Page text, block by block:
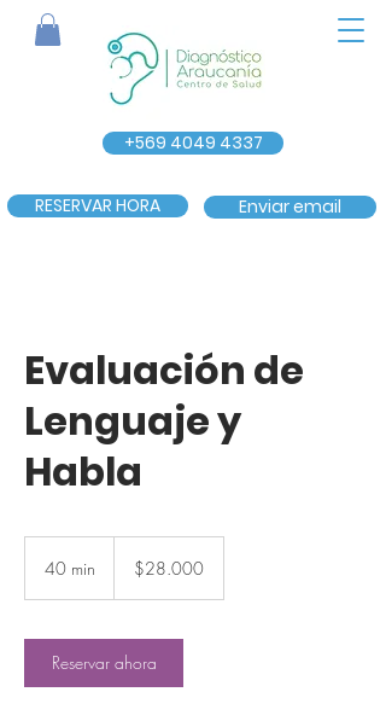
RESERVAR HORA Enviar email
+569 4049 4337
Evaluación de
Lenguaje y
Habla
40 min
m
i
n
chilenos
$28.000
Reservar ahora